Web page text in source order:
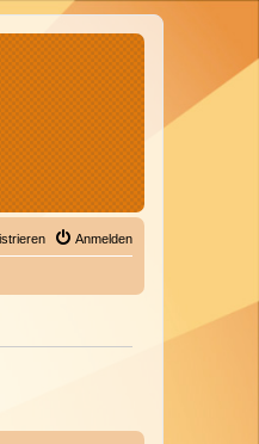
Anmelden